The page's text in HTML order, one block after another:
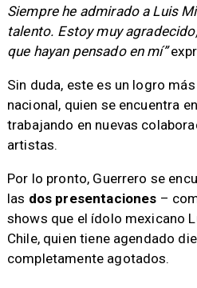
Siempre he admirado a Luis
talento. Estoy muy
que hayan pensado en mí”
Sin duda, este es un logro
nacional, quien se encuentra
trabajando en nuevas
artistas.
Por lo pronto, Guerrero se
las dos presentaciones –
shows que el ídolo mexicano
Chile, quien tiene agendado
completamente agotados.